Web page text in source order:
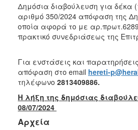
Δημόσια διαβούλευση για δέκα
αριθμό 350/2024 απόφαση της
οποία αφορά το με
πρακτικό συνεδριάσεως της
Για ενστάσεις και
απόφαση στο email hereti-
τηλέφωνο 2813409886.
Η λήξη της δημόσιας
08/07/2024
Αρχεία